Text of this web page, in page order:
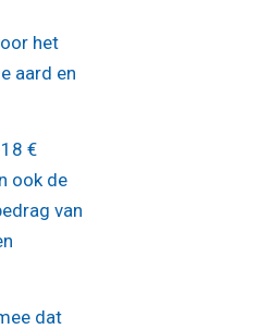
het
aard en
€
ook de
van
dat